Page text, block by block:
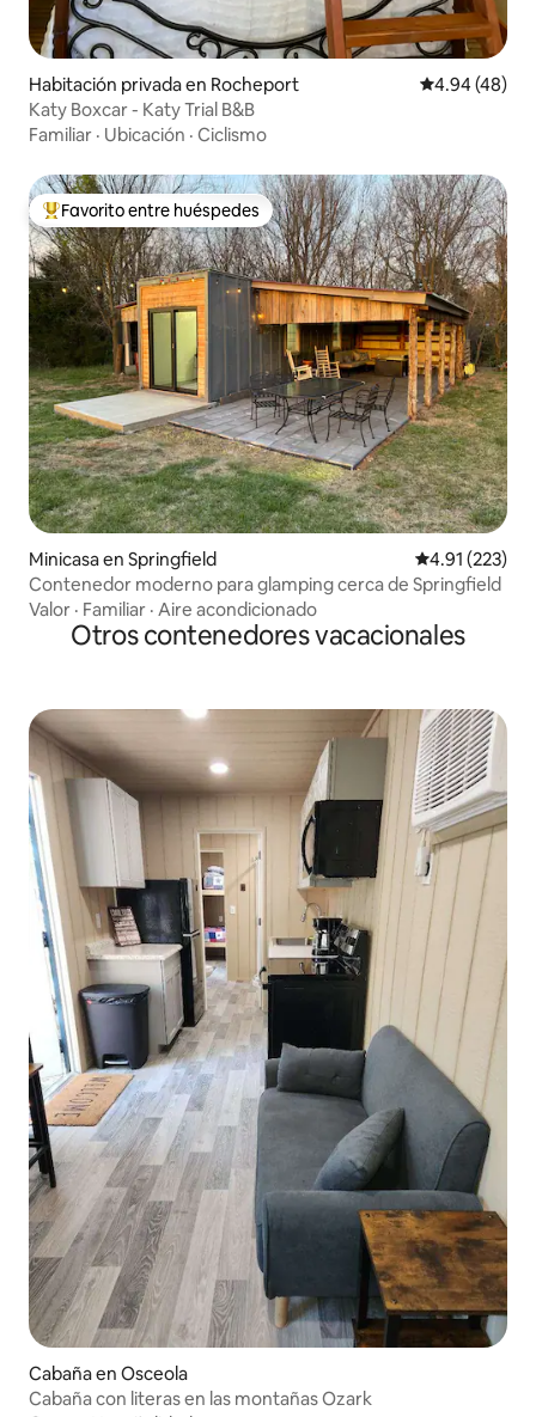
Habitación privada en Rocheport Calificación
4.94 (48)
Katy Boxcar - Katy Trial B&B
Familiar · Ubicación · Ciclismo
De los mejores en Favorito entre huéspedes
Favorito entre huéspedes
Minicasa en Springfield Calificación
4.91 (223)
Contenedor moderno para glamping cerca de Springfield
Valor · Familiar · Aire acondicionado
Otros contenedores vacacionales
Cabaña en Osceola
Cabaña con literas en las montañas Ozark